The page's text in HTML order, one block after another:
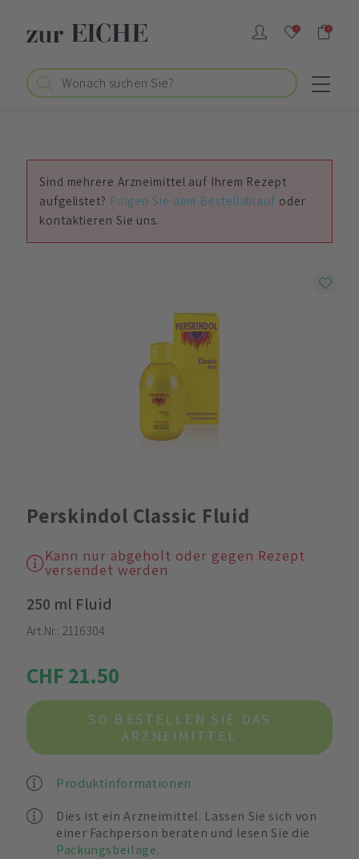
0 0
Sind mehrere Arzneimittel auf Ihrem Rezept
aufgelistet? Folgen Sie dem Bestellablauf oder
kontaktieren Sie uns.
Perskindol Classic Fluid
Kann nur abgeholt oder gegen Rezept
versendet werden
250 ml Fluid
Art.Nr.: 2116304
CHF 21.50
SO BESTELLEN SIE DAS
ARZNEIMITTEL
Produktinformationen
Dies ist ein Arzneimittel. Lassen Sie sich von
einer Fachperson beraten und lesen Sie die
Packungsbeilage.